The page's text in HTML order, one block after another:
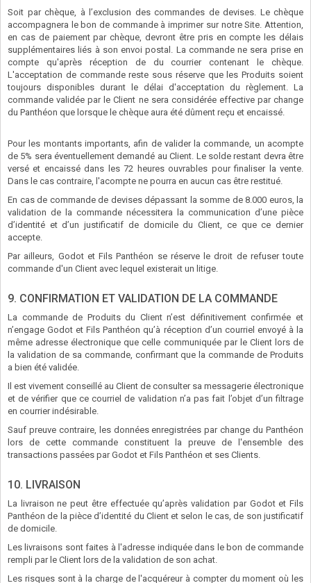
Soit par chèque, à l’exclusion des commandes de devises. Le chèque
accompagnera le bon de commande à imprimer sur notre Site. Attention,
en cas de paiement par chèque, devront être pris en compte les délais
supplémentaires liés à son envoi postal. La commande ne sera prise en
compte qu'après réception de du courrier contenant le chèque.
L'acceptation de commande reste sous réserve que les Produits soient
toujours disponibles durant le délai d'acceptation du règlement. La
commande validée par le Client ne sera considérée effective par change
du Panthéon que lorsque le chèque aura été dûment reçu et encaissé.
Pour les montants importants, afin de valider la commande, un acompte
de 5% sera éventuellement demandé au Client. Le solde restant devra être
versé et encaissé dans les 72 heures ouvrables pour finaliser la vente.
Dans le cas contraire, l'acompte ne pourra en aucun cas être restitué.
En cas de commande de devises dépassant la somme de 8.000 euros, la
validation de la commande nécessitera la communication d’une pièce
d’identité et d’un justificatif de domicile du Client, ce que ce dernier
accepte.
Par ailleurs, Godot et Fils Panthéon se réserve le droit de refuser toute
commande d'un Client avec lequel existerait un litige.
9. CONFIRMATION ET VALIDATION DE LA COMMANDE
La commande de Produits du Client n’est définitivement confirmée et
n’engage Godot et Fils Panthéon qu’à réception d’un courriel envoyé à la
même adresse électronique que celle communiquée par le Client lors de
la validation de sa commande, confirmant que la commande de Produits
a bien été validée.
Il est vivement conseillé au Client de consulter sa messagerie électronique
et de vérifier que ce courriel de validation n’a pas fait l’objet d’un filtrage
en courrier indésirable.
Sauf preuve contraire, les données enregistrées par change du Panthéon
lors de cette commande constituent la preuve de l'ensemble des
transactions passées par Godot et Fils Panthéon et ses Clients.
10. LIVRAISON
La livraison ne peut être effectuée qu’après validation par Godot et Fils
Panthéon de la pièce d’identité du Client et selon le cas, de son justificatif
de domicile.
Les livraisons sont faites à l'adresse indiquée dans le bon de commande
rempli par le Client lors de la validation de son achat.
Les risques sont à la charge de l'acquéreur à compter du moment où les